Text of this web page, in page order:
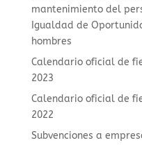
mantenimiento del
Igualdad de
hombres
Calendario oficial de
2023
Calendario oficial de
2022
Subvenciones a